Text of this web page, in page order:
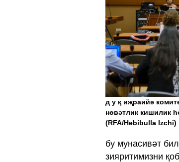
д у қ иҗраийә
нөвәтлик кишилик
(RFA/Hebibulla Izchi)
бу мунасивәт
зияритимизни